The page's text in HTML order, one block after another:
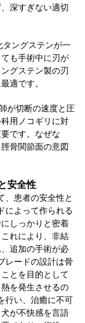
深すぎない適切
タングステンが一
も手術中に刃が
グステン製の刃
適です。
が切断の速度と圧
用ノコギリに対
です。なぜな
骨関節面の意図
安全性
、患者の安全性と
によって作られる
しっかりと密着
れにより、非結
追加の手術が必
レードの設計は骨
とを目的として
を発生させるの
行い、治癒に不可
が不快感を言語